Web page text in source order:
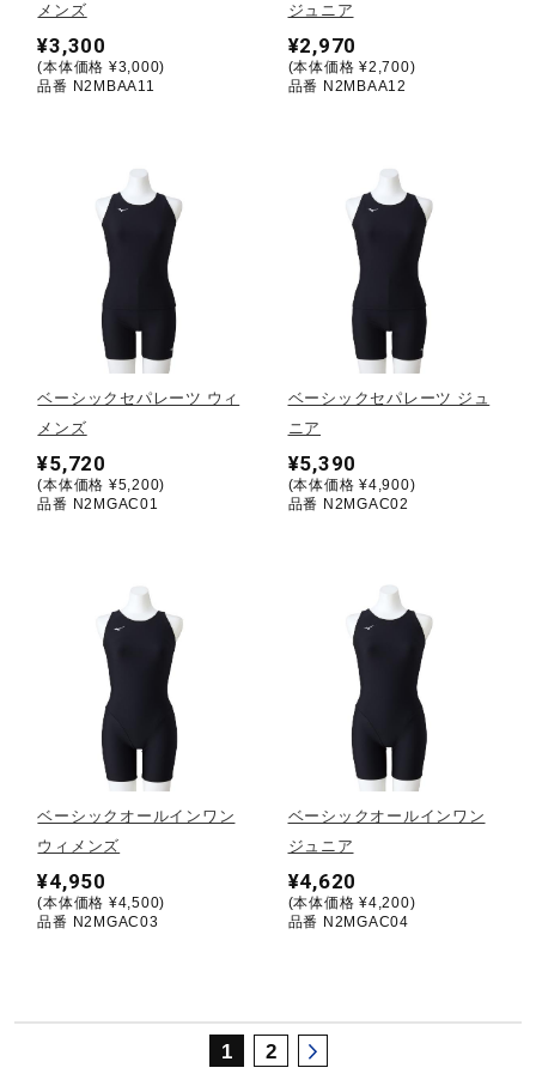
寝具／ミズノスリープ
サポーター
健康／エクササイズ
ジュニア／キッズ
メディカル
セール
その他
サポート
直営店一覧
メンズ
¥3,300
(本体価格 ¥3,000)
品番 N2MBAA11
ジュニア
¥2,970
(本体価格 ¥2,700)
品番 N2MBAA12
ベーシックセパレーツ ウィ
メンズ
¥5,720
(本体価格 ¥5,200)
品番 N2MGAC01
ベーシックセパレーツ ジュ
ニア
¥5,390
(本体価格 ¥4,900)
品番 N2MGAC02
ベーシックオールインワン
ウィメンズ
¥4,950
(本体価格 ¥4,500)
品番 N2MGAC03
ベーシックオールインワン
ジュニア
¥4,620
(本体価格 ¥4,200)
品番 N2MGAC04
1 2